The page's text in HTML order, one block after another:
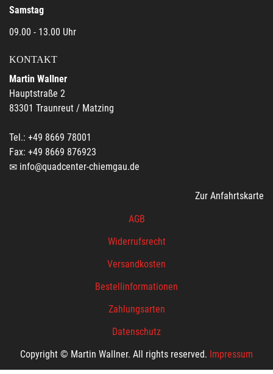
Samstag
09.00 - 13.00 Uhr
KONTAKT
Martin Wallner
Hauptstraße 2
83301 Traunreut / Matzing
Tel.: +49 8669 78001
Fax: +49 8669 876923
info@quadcenter-chiemgau.de
Zur Anfahrtskarte
AGB
Widerrufsrecht
Versandkosten
Bestellinformationen
Zahlungsarten
Datenschutz
Copyright © Martin Wallner. All rights reserved. Impressum